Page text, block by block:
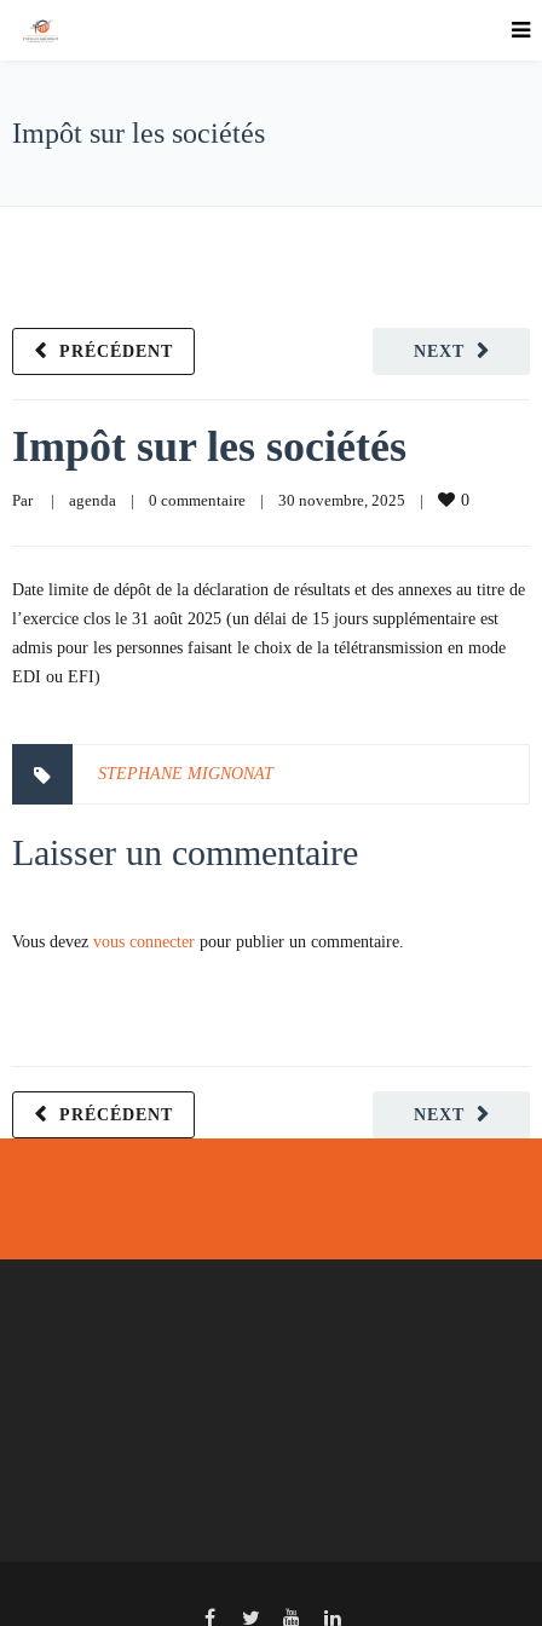
Impôt sur les sociétés
NEXT
PRÉCÉDENT
Impôt sur les sociétés
Par | agenda | 0 commentaire | 30 novembre, 2025 | 0
Date limite de dépôt de la déclaration de résultats et des annexes au titre de
l’exercice clos le 31 août 2025 (un délai de 15 jours supplémentaire est
admis pour les personnes faisant le choix de la télétransmission en mode
EDI ou EFI)
STEPHANE MIGNONAT
Laisser un commentaire
Vous devez vous connecter pour publier un commentaire.
NEXT
PRÉCÉDENT